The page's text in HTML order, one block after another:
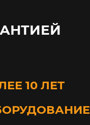
10 ЛЕТ